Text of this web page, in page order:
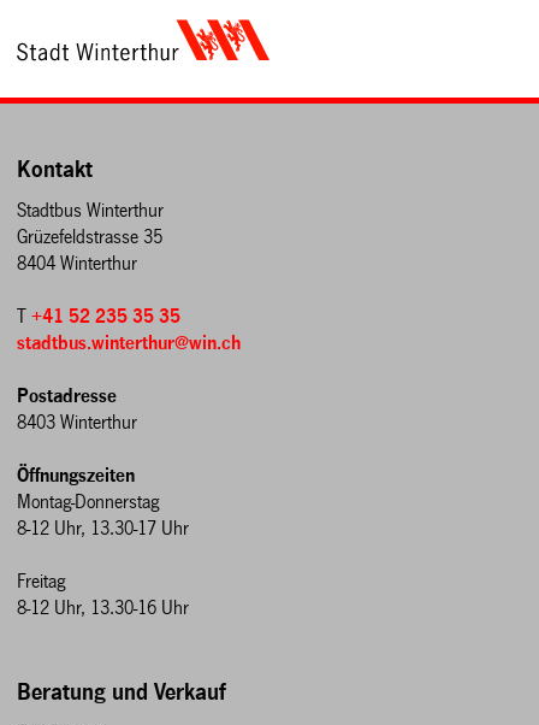
Kontakt
Stadtbus Winterthur
Grüzefeldstrasse 35
8404 Winterthur
T+41 52 235 35 35
stadtbus.winterthur@win.ch
Postadresse
8403 Winterthur
Öffnungszeiten
Montag-Donnerstag
8-12 Uhr, 13.30-17 Uhr
Freitag
8-12 Uhr, 13.30-16 Uhr
Beratung und Verkauf